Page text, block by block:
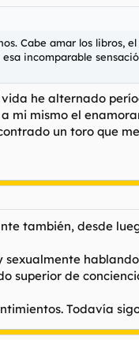
Cabe amar los libros,
incomparable
he alternado
mi mismo el
un toro que
también, desde
superior de
Todavía